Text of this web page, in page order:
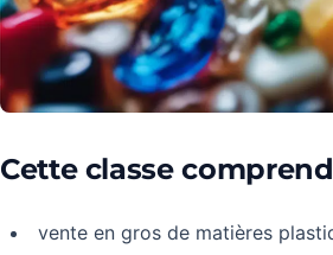
Cette classe
vente en gros de matières